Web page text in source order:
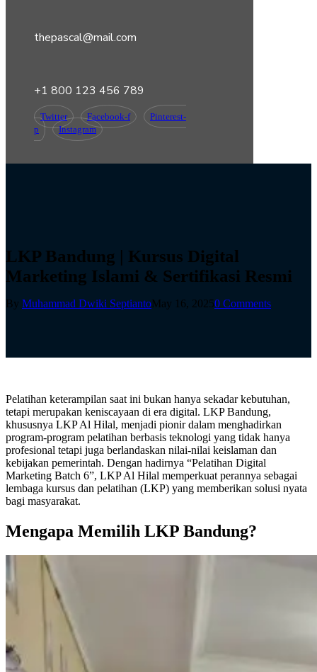
thepascal@mail.com
+1 800 123 456 789
Twitter Facebook-f
Pinterest-
p
Instagram
LKP Bandung | Kursus Digital
Marketing Islami & Sertifikasi Resmi
By Muhammad Dwiki SeptiantoMay 16, 20250 Comments
Pelatihan keterampilan saat ini bukan hanya sekadar kebutuhan,
tetapi merupakan keniscayaan di era digital. LKP Bandung,
khususnya LKP Al Hilal, menjadi pionir dalam menghadirkan
program-program pelatihan berbasis teknologi yang tidak hanya
profesional tetapi juga berlandaskan nilai-nilai keislaman dan
kebijakan pemerintah. Dengan hadirnya “Pelatihan Digital
Marketing Batch 6”, LKP Al Hilal memperkuat perannya sebagai
lembaga kursus dan pelatihan (LKP) yang memberikan solusi nyata
bagi masyarakat.
Mengapa Memilih LKP Bandung?